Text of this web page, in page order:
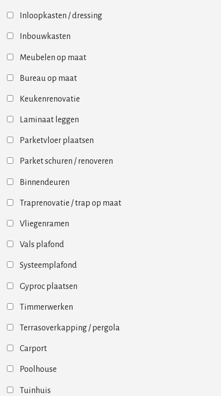
Inloopkasten / dressing
Inbouwkasten
Meubelen op maat
Bureau op maat
Keukenrenovatie
Laminaat leggen
Parketvloer plaatsen
Parket schuren / renoveren
Binnendeuren
Traprenovatie / trap op maat
Vliegenramen
Vals plafond
Systeemplafond
Gyproc plaatsen
Timmerwerken
Terrasoverkapping / pergola
Carport
Poolhouse
Tuinhuis